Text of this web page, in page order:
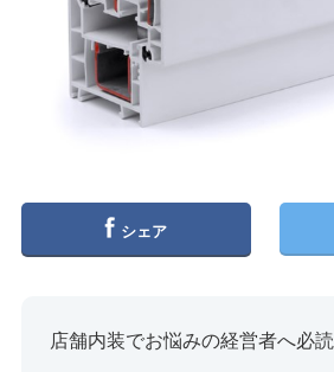
シェア
店舗内装でお悩みの経営者へ必